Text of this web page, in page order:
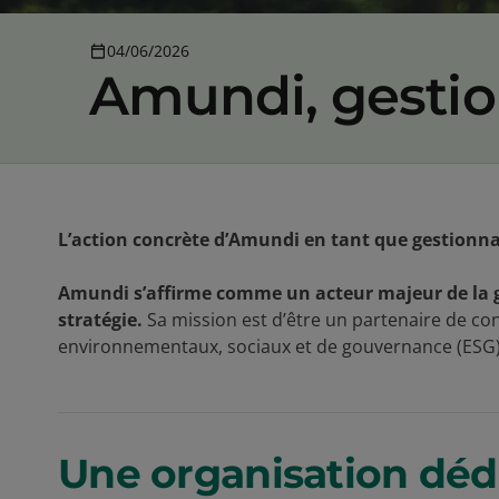
04/06/2026
Amundi,
L’action concrète d’Amundi en tant que
Amundi s’affirme comme un acteur majeur de
stratégie. Sa mission est d’être un partenaire de
environnementaux, sociaux et de gouvernance
Une organisation